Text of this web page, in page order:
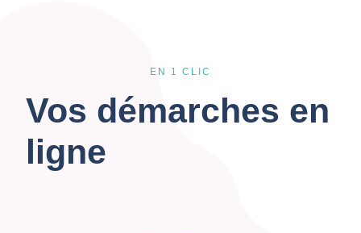
EN 1 CLIC
Vos démarches en
ligne